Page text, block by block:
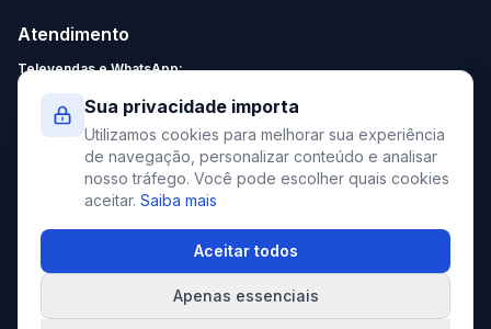
Atendimento
Televendas e WhatsApp:
Sábado: 9:00 - 13:00
contato@elevato.com.br
+55 51 4042-9413
Sua privacidade importa
Utilizamos cookies para melhorar sua experiência
de navegação, personalizar conteúdo e analisar
nosso tráfego. Você pode escolher quais cookies
aceitar. Saiba mais
Aceitar todos
Apenas essenciais